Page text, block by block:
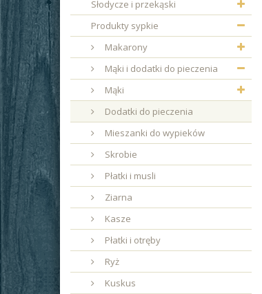
Słodycze i przekąski
Produkty sypkie
Makarony
Mąki i dodatki do pieczenia
Mąki
Dodatki do pieczenia
Mieszanki do wypieków
Skrobie
Płatki i musli
Ziarna
Kasze
Płatki i otręby
Ryż
Kuskus